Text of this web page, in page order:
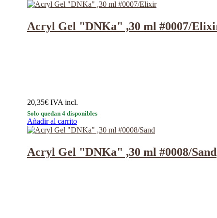
Acryl Gel "DNKa" ,30 ml #0007/
20,35€ IVA incl.
Solo quedan 4 disponibles
Añadir al carrito
Acryl Gel "DNKa" ,30 ml #0008/Sand